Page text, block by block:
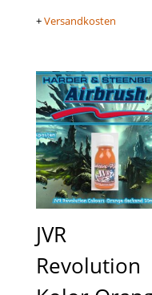
+Versandkosten
JVR
Revolution